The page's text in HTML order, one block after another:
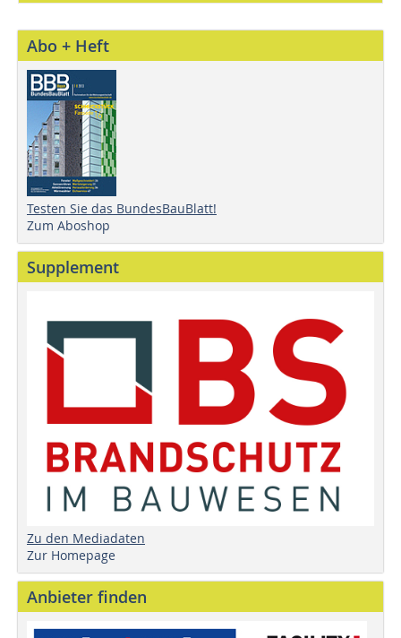
Abo + Heft
Testen Sie das BundesBauBlatt!
Zum Aboshop
Supplement
Zu den Mediadaten
Zur Homepage
Anbieter finden